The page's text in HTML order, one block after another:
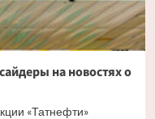
на новостях о
«Татнефти»